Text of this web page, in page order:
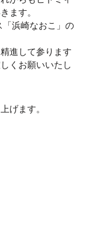
ます。
「浜崎なおこ」の
進して参ります
くお願いいたし
げます。